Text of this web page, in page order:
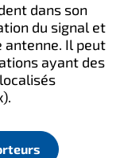
dans son
du signal et
antenne. Il peut
ayant des